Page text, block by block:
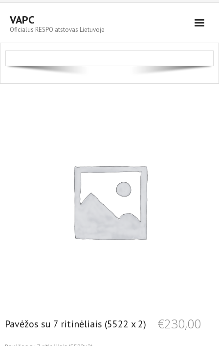
VAPC
Oficialus RESPO atstovas Lietuvoje
Parduodami automobiliai
RESPO priekabos
Pavėžos su 7 ritinėliais (5522 x 2) €230,00